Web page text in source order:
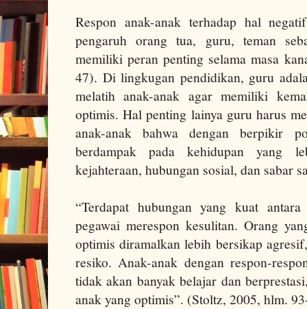
Respon anak-anak terhadap hal
pengaruh orang tua, guru, teman
memiliki peran penting selama masa
47). Di lingkugan pendidikan, guru
melatih anak-anak agar memiliki
optimis. Hal penting lainya guru harus
anak-anak bahwa dengan berpikir
berdampak pada kehidupan yang
kejahteraan, hubungan sosial, dan sabar
“Terdapat hubungan yang kuat
pegawai merespon kesulitan. Orang
optimis diramalkan lebih bersikap
resiko. Anak-anak dengan respon-
tidak akan banyak belajar dan
anak yang optimis”. (Stoltz, 2005, hlm.